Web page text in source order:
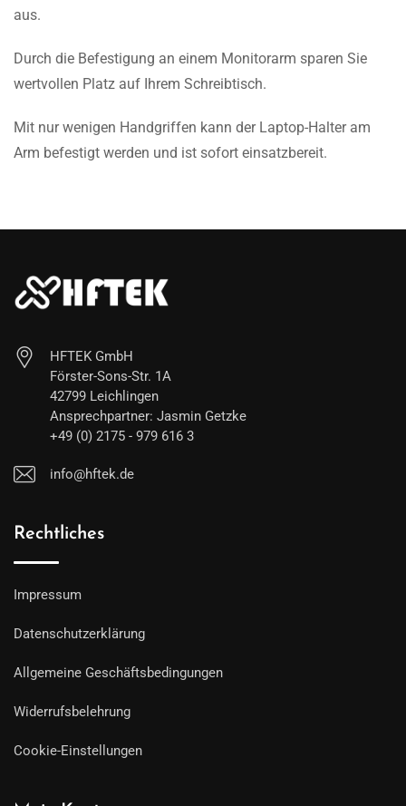
aus.
Durch die Befestigung an einem Monitorarm sparen Sie
wertvollen Platz auf Ihrem Schreibtisch.
Mit nur wenigen Handgriffen kann der Laptop-Halter am
Arm befestigt werden und ist sofort einsatzbereit.
HFTEK GmbH
Förster-Sons-Str. 1A
42799 Leichlingen
Ansprechpartner: Jasmin Getzke
+49 (0) 2175 - 979 616 3
info@hftek.de
Rechtliches
Impressum
Datenschutzerklärung
Allgemeine Geschäftsbedingungen
Widerrufsbelehrung
Cookie-Einstellungen